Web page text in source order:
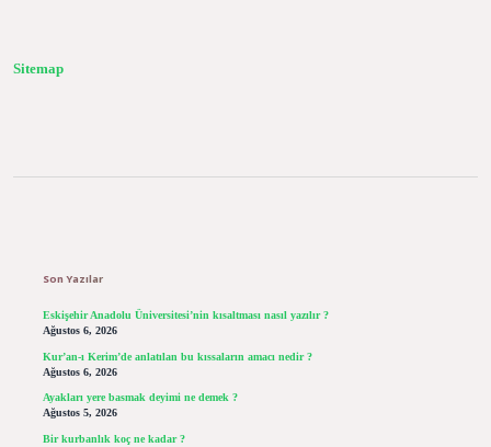
Sitemap
Son Yazılar
Eskişehir Anadolu Üniversitesi’nin kısaltması nasıl yazılır ?
Ağustos 6, 2026
Kur’an-ı Kerim’de anlatılan bu kıssaların amacı nedir ?
Ağustos 6, 2026
Ayakları yere basmak deyimi ne demek ?
Ağustos 5, 2026
Bir kurbanlık koç ne kadar ?